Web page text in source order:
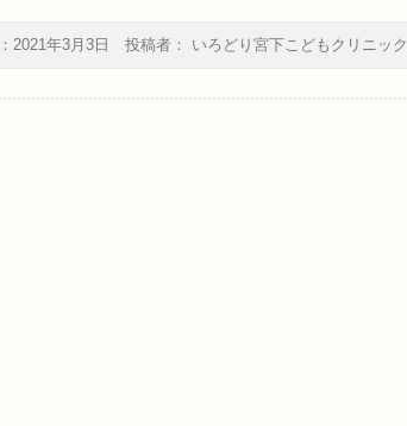
2021年3月3日 投稿者： いろどり宮下こどもクリニック